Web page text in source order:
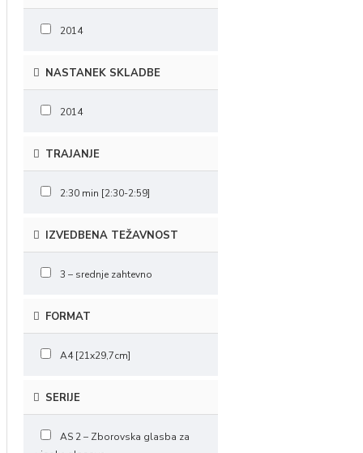
2014
NASTANEK SKLADBE
2014
TRAJANJE
2:30 min [2:30-2:59]
IZVEDBENA TEŽAVNOST
3 – srednje zahtevno
FORMAT
A4 [21x29,7cm]
SERIJE
AS 2 – Zborovska glasba za